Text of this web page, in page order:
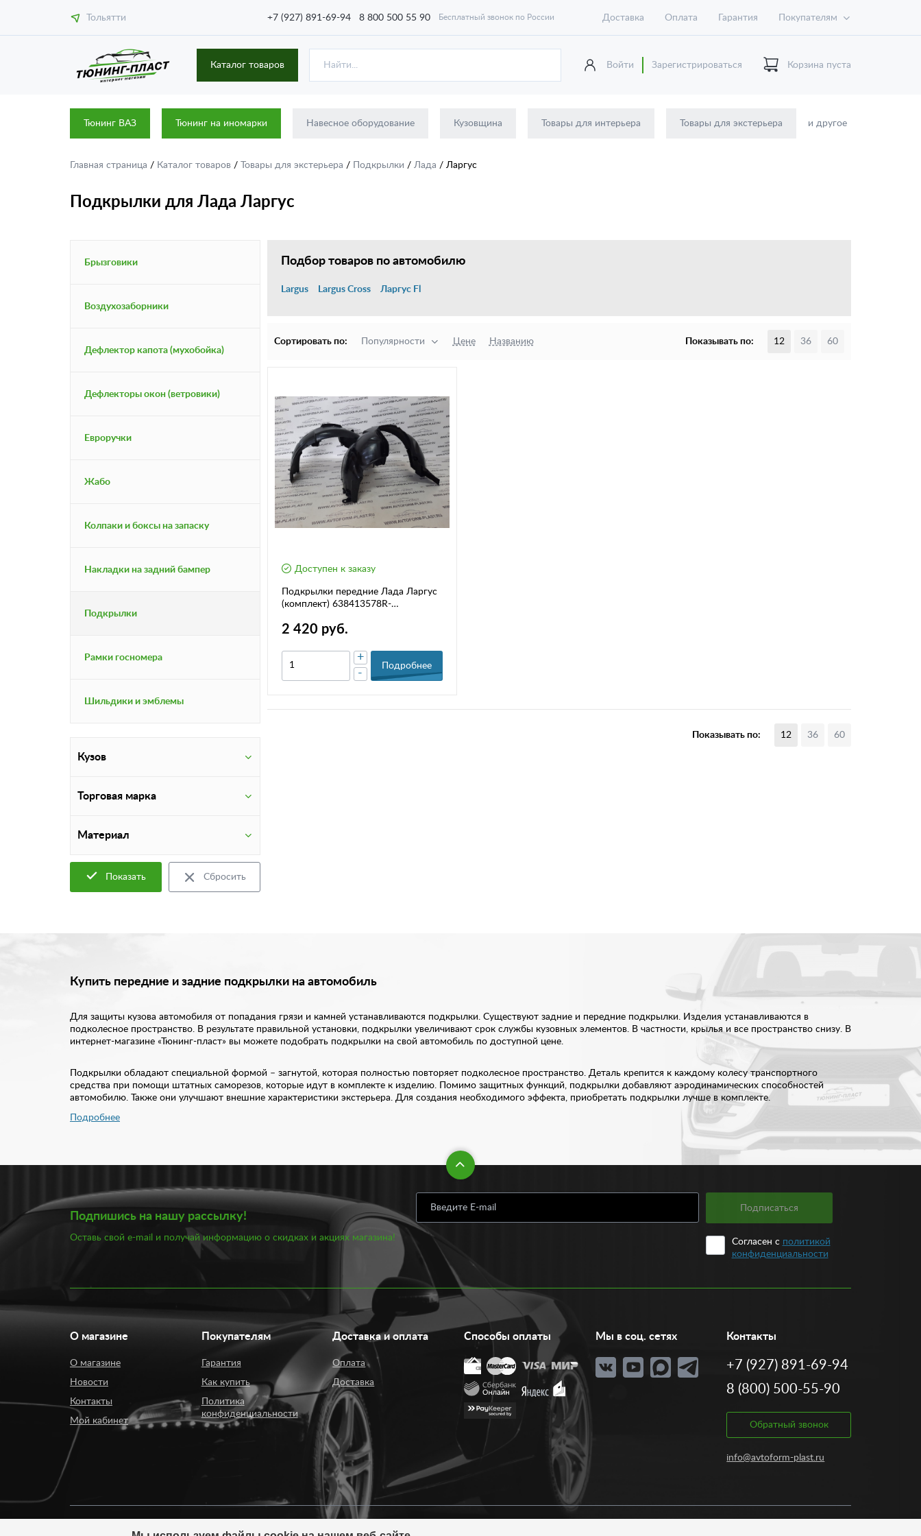
Тольятти +7 (927) 891-69-94 8 800 500 55 90 Бесплатный звонок по России Доставка Оплата Гарантия Покупателям
Каталог товаров Войти Зарегистрироваться Корзина пуста
Тюнинг ВАЗ Тюнинг на иномарки Навесное оборудование Кузовщина Товары для интерьера Товары для экстерьера и другое
Главная страница / Каталог товаров / Товары для экстерьера / Подкрылки / Лада / Ларгус
Подкрылки для Лада Ларгус
Брызговики
Воздухозаборники
Дефлектор капота (мухобойка)
Дефлекторы окон (ветровики)
Евроручки
Жабо
Колпаки и боксы на запаску
Накладки на задний бампер
Подкрылки
Рамки госномера
Шильдики и эмблемы
Кузов
Торговая марка
Материал
Показать Сбросить
Подбор товаров по автомобилю
Largus Largus Cross Ларгус Fl
Сортировать по: Популярности Цене Названию Показывать по: 12 36 60
Доступен к заказу
Подкрылки передние Лада Ларгус
(комплект) 638413578R-
2 420 руб.
-
+
Подробнее
Показывать по: 12 36 60
Купить передние и задние подкрылки на автомобиль
Для защиты кузова автомобиля от попадания грязи и камней устанавливаются подкрылки. Существуют задние и передние подкрылки. Изделия устанавливаются в
подколесное пространство. В результате правильной установки, подкрылки увеличивают срок службы кузовных элементов. В частности, крылья и все пространство снизу. В
интернет-магазине «Тюнинг-пласт» вы можете подобрать подкрылки на свой автомобиль по доступной цене.
Подкрылки обладают специальной формой – загнутой, которая полностью повторяет подколесное пространство. Деталь крепится к каждому колесу транспортного
средства при помощи штатных саморезов, которые идут в комплекте к изделию. Помимо защитных функций, подкрылки добавляют аэродинамических способностей
автомобилю. Также они улучшают внешние характеристики экстерьера. Для создания необходимого эффекта, приобретать подкрылки лучше в комплекте.
Купить подкрылки на машину вы можете в нашем интернет-магазине по доступной цене. Стоимость варьируется от 1350 рублей. Если подкрылки вашего автомобиля
деформировались, рекомендуем как можно скорее произвести их замену. Все изделия отличаются превосходным качеством и надежностью. Больше деталей для
экстерьера вашего автомобиля вы найдете в нашем каталоге. Если вы сомневаетесь в выборе тех или иных товаров, наши специалисты готовы помочь вам с выбором. Мы
подберем для вас оптимальный вариант подкрылок именно под ваш автомобиль.
Подробнее
Подпишись на нашу рассылку!
Оставь свой e-mail и получай информацию о скидках и акциях магазина!
Подписаться
Согласен с политикой
конфиденциальности
О магазине
О магазине
Новости
Контакты
Мой кабинет
Покупателям
Гарантия
Как купить
Политика
конфиденциальности
Доставка и оплата
Оплата
Доставка
Способы оплаты Мы в соц. сетях Контакты
+7 (927) 891-69-94
8 (800) 500-55-90
Обратный звонок
info@avtoform-plast.ru